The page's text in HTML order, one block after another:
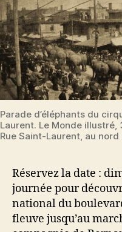
Parade d’éléphants du
Laurent. Le Monde illustré,
Rue Saint-Laurent, au
Réservez la date :
journée pour
national du
fleuve jusqu’au